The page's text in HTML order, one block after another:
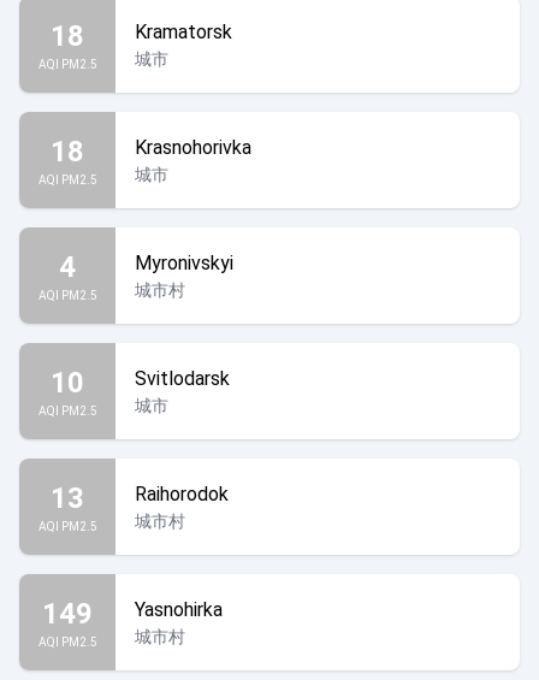
18
AQI PM2.5
Kramatorsk
城市
18
AQI PM2.5
Krasnohorivka
城市
4
AQI PM2.5
Myronivskyi
城市村
10
AQI PM2.5
Svitlodarsk
城市
13
AQI PM2.5
Raihorodok
城市村
149
AQI PM2.5
Yasnohirka
城市村